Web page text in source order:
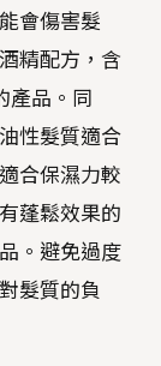
會傷害髮
精配方，含
產品。同
性髮質適合
合保濕力較
蓬鬆效果的
。避免過度
髮質的負